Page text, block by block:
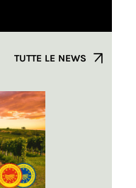
TUTTE LE NEWS